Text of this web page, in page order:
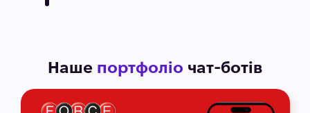
Наше портфоліо чат-ботів